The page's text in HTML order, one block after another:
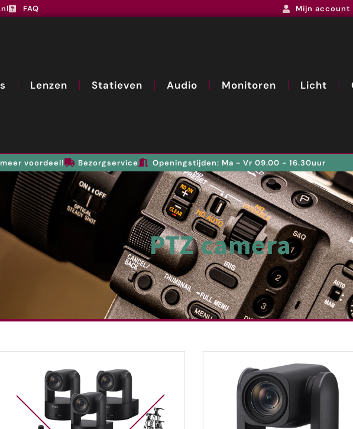
FAQ Mijn account
Lenzen Statieven Audio Monitoren Licht
voordeel! Bezorgservice Openingstijden: Ma - Vr 09.00 - 16.30uur
PTZ camera